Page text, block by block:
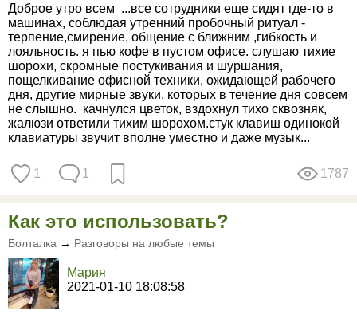
Доброе утро всем ...все сотрудники еще сидят где-то в
машинах, соблюдая утренний пробочный ритуал -
терпение,смирение, общение с ближним ,гибкость и
лояльность. я пью кофе в пустом офисе. слушаю тихие
шорохи, скромные постукивания и шуршания,
пощелкивание офисной техники, ожидающей рабочего
дня, другие мирные звуки, которых в течение дня совсем
не слышно. качнулся цветок, вздохнул тихо сквозняк,
жалюзи ответили тихим шорохом.стук клавиш одинокой
клавиатуры звучит вполне уместно и даже музык...
1 1 1787
Как это использовать?
Болталка → Разговоры на любые темы
Мария
2021-01-10 18:08:58